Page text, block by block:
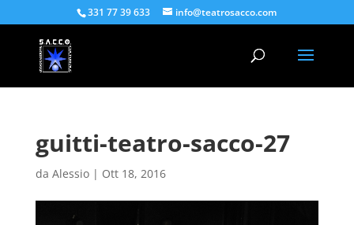
331 77 39 633 info@teatrosacco.com
guitti-teatro-sacco-27
da Alessio| Ott 18, 2016